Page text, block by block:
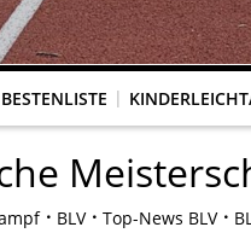
BESTENLISTE
BLV Top-News BLV